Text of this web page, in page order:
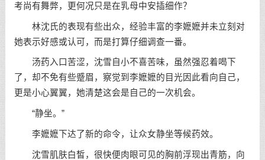
考尚有舞弊，更何况只是在乳母中安插细作？
林沈氏的表现有些出众，经验丰富的李嬷嬷并未立刻对
她表示好感或认可，而是打算仔细调查一番。
汤药入口苦涩，沈雪自小不喜苦味，虽然强忍着喝下
了，却不免有些蹙眉，察觉到李嬷嬷的目光因此看向自己，
更是小心翼翼，她清楚这会是自己的一次机会。
“静坐。”
李嬷嬷下达了新的命令，让众女静坐等候药效。
沈雪肌肤白皙，很快便肉眼可见的胸前浮现出青筋，向